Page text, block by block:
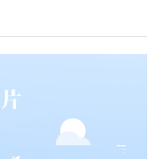
族自治区民政厅机关党委